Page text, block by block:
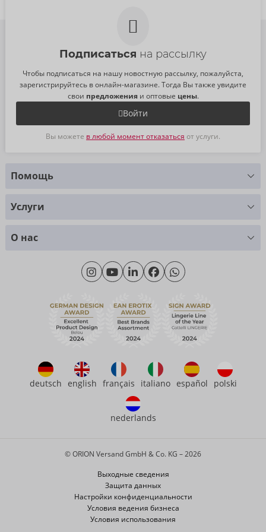
Подписаться на рассылку
Чтобы подписаться на нашу новостную рассылку, пожалуйста,
зарегистрируйтесь в онлайн-магазине. Тогда Вы также увидите
свои предложенияи оптовые цены.
Войти
Вы можете в любой момент отказаться от услуги.
Помощь
Monday - Thursday: 09:00am - 04:00pm
Friday: 09:00am - 3:00pm (CET/CEST)
Контакт
Часто задаваемые вопросы (ЧаВо)
Услуги
О нас
О нас
Продолжительность
eroFame
deutsch english français italiano español polski
nederlands
Выходные сведения
Защита данных
Настройки конфиденциальности
Условия ведения бизнеса
Условия использования
© ORION Versand GmbH & Co. KG – 2026